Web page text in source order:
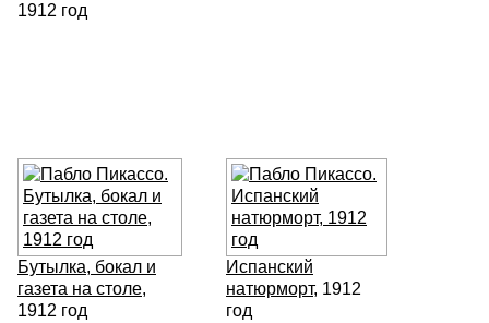
1912 год
Бутылка, бокал и
газета на столе,
1912 год
Испанский
натюрморт, 1912
год